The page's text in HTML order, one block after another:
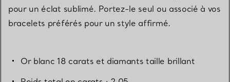
pour un éclat sublimé. Portez-le seul ou associé à vos
bracelets préférés pour un style affirmé.
Or blanc 18 carats et diamants taille brillant